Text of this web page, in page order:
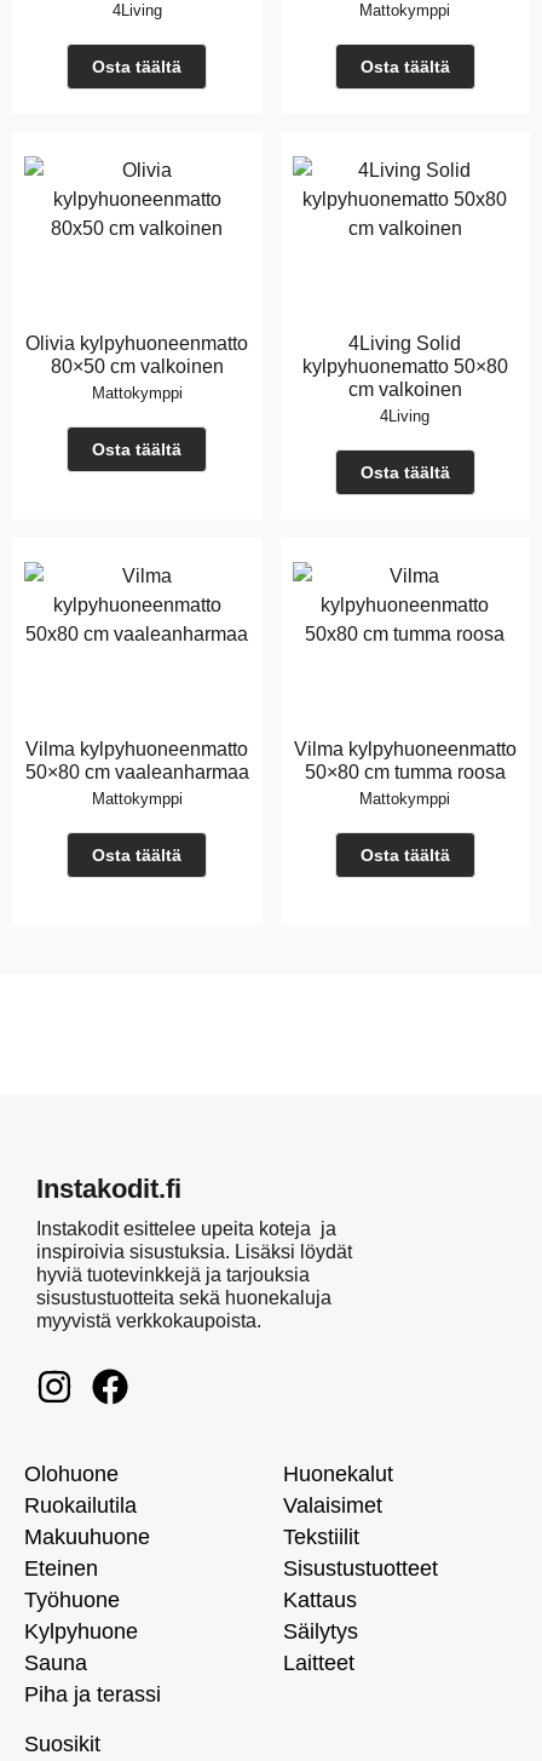
4Living
Osta täältä
Mattokymppi
Osta täältä
Olivia kylpyhuoneenmatto
80×50 cm valkoinen
Mattokymppi
Osta täältä
4Living Solid
kylpyhuonematto 50×80
cm valkoinen
4Living
Osta täältä
Vilma kylpyhuoneenmatto
50×80 cm vaaleanharmaa
Mattokymppi
Osta täältä
Vilma kylpyhuoneenmatto
50×80 cm tumma roosa
Mattokymppi
Osta täältä
Instakodit.fi
Instakodit esittelee upeita koteja ja
inspiroivia sisustuksia. Lisäksi löydät
hyviä tuotevinkkejä ja tarjouksia
sisustustuotteita sekä huonekaluja
myyvistä verkkokaupoista.
Olohuone
Ruokailutila
Makuuhuone
Eteinen
Työhuone
Kylpyhuone
Sauna
Piha ja terassi
Huonekalut
Valaisimet
Tekstiilit
Sisustustuotteet
Kattaus
Säilytys
Laitteet
Suosikit